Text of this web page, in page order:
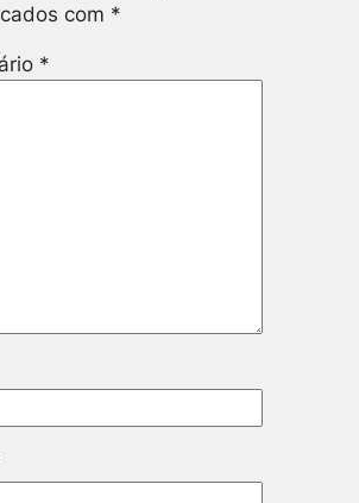
com *
*